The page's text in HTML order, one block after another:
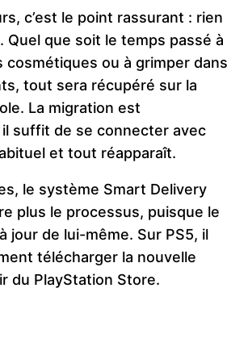
c’est le point rassurant : rien
Quel que soit le temps passé à
cosmétiques ou à grimper dans
tout sera récupéré sur la
La migration est
suffit de se connecter avec
et tout réapparaît.
le système Smart Delivery
plus le processus, puisque le
jour de lui-même. Sur PS5, il
télécharger la nouvelle
du PlayStation Store.